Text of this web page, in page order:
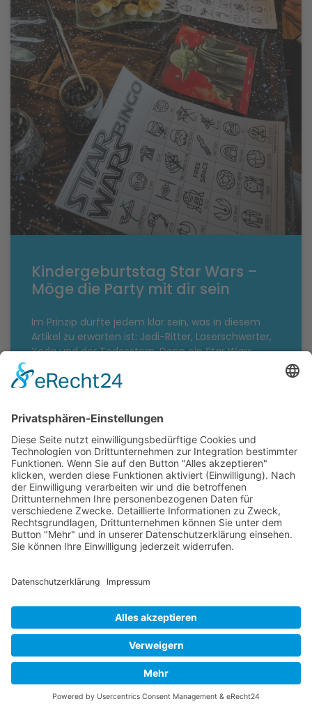
Kindergeburtstag Star Wars –
Möge die Party mit dir sein
Im Prinzip dürfte jedem klar sein, was in diesem
Artikel zu erwarten ist: Jedi-Ritter, Laserschwerter,
Yoda und der Todesstern. Denn ein Star Wars
FOLGE MIR
Instagram
BLOGLOVIN`
DatenschutzImpressum